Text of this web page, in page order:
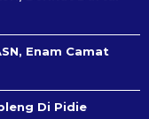
Enam Camat
Di Pidie